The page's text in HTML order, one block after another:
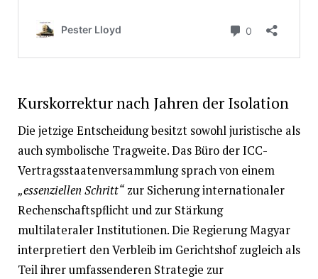
Kurskorrektur nach Jahren der Isolation
Die jetzige Entscheidung besitzt sowohl juristische als
auch symbolische Tragweite. Das Büro der ICC-
Vertragsstaatenversammlung sprach von einem
„essenziellen Schritt“zur Sicherung internationaler
Rechenschaftspflicht und zur Stärkung
multilateraler Institutionen. Die Regierung Magyar
interpretiert den Verbleib im Gerichtshof zugleich als
Teil ihrer umfassenderen Strategie zur